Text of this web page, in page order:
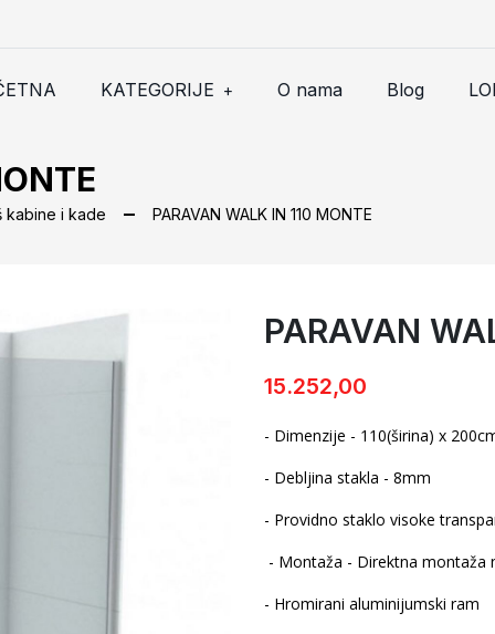
KATEGORIJE + O nama Blog
kabine i kade PARAVAN WALK IN 110 MONTE
PARAVAN
15.252,00
- Dimenzije - 110(širina) x
- Debljina stakla - 8mm
- Providno staklo visoke
- Montaža - Direktna montaža
- Hromirani aluminijumski ram